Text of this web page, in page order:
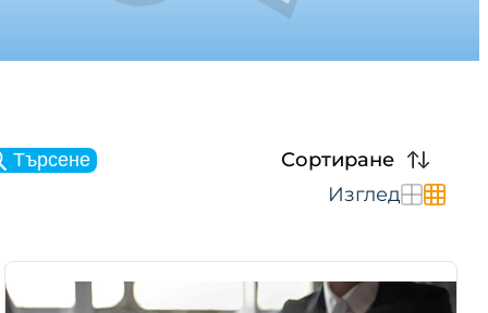
Търсене
Сортиране
Изглед